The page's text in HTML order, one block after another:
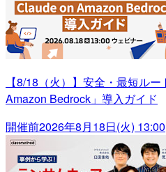
【8/18（火）】安全・最短ル
Amazon Bedrock」導入ガイド
開催前2026年8月18日(火) 13:00